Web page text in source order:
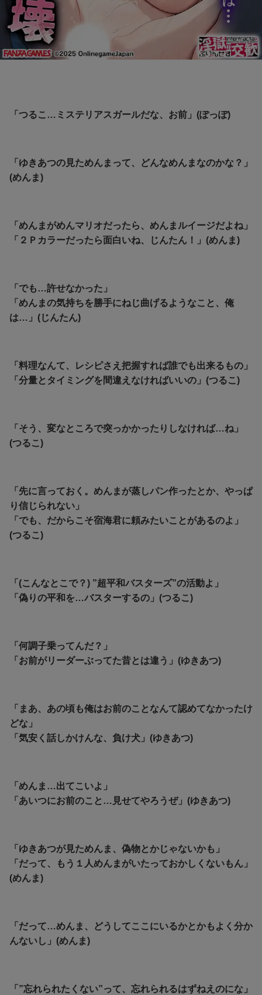
「つるこ…ミステリアスガールだな、お前」(ぽっぽ)
「ゆきあつの見ためんまって、どんなめんまなのかな？」
(めんま)
「めんまがめんマリオだったら、めんまルイージだよね」
「２Ｐカラーだったら面白いね、じんたん！」(めんま)
「でも…許せなかった」
「めんまの気持ちを勝手にねじ曲げるようなこと、俺
は…」(じんたん)
「料理なんて、レシピさえ把握すれば誰でも出来るもの」
「分量とタイミングを間違えなければいいの」(つるこ)
「そう、変なところで突っかかったりしなければ…ね」
(つるこ)
「先に言っておく。めんまが蒸しパン作ったとか、やっぱ
り信じられない」
「でも、だからこそ宿海君に頼みたいことがあるのよ」
(つるこ)
「(こんなとこで？) ”超平和バスターズ”の活動よ」
「偽りの平和を…バスターするの」(つるこ)
「何調子乗ってんだ？」
「お前がリーダーぶってた昔とは違う」(ゆきあつ)
「まあ、あの頃も俺はお前のことなんて認めてなかったけ
どな」
「気安く話しかけんな、負け犬」(ゆきあつ)
「めんま…出てこいよ」
「あいつにお前のこと…見せてやろうぜ」(ゆきあつ)
「ゆきあつが見ためんま、偽物とかじゃないかも」
「だって、もう１人めんまがいたっておかしくないもん」
(めんま)
「だって…めんま、どうしてここにいるかとかもよく分か
んないし」(めんま)
「”忘れられたくない”って、忘れられるはずねえのにな」